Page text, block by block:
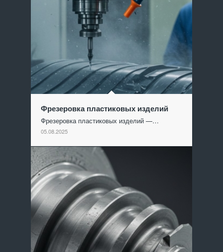
Фрезеровка пластиковых изделий
Фрезеровка пластиковых изделий —…
05.08.2025